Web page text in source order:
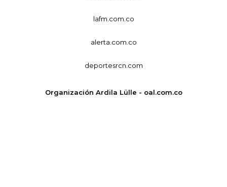
lafm.com.co
alerta.com.co
deportesrcn.com
Organización Ardila Lülle - oal.com.co